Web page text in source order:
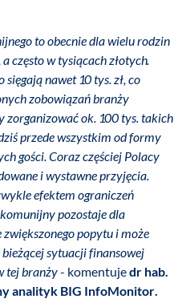
to obecnie dla wielu rodzin
często w tysiącach złotych.
nawet 10 tys. zł, co
zobowiązań branży
zorganizować ok. 100 tys. takich
przede wszystkim od formy
gości. Coraz częściej Polacy
i wystawne przyjęcia.
efektem ograniczeń
pozostaje dla
popytu i może
sytuacji finansowej
tej branży- komentujedr hab.
analityk BIG InfoMonitor.